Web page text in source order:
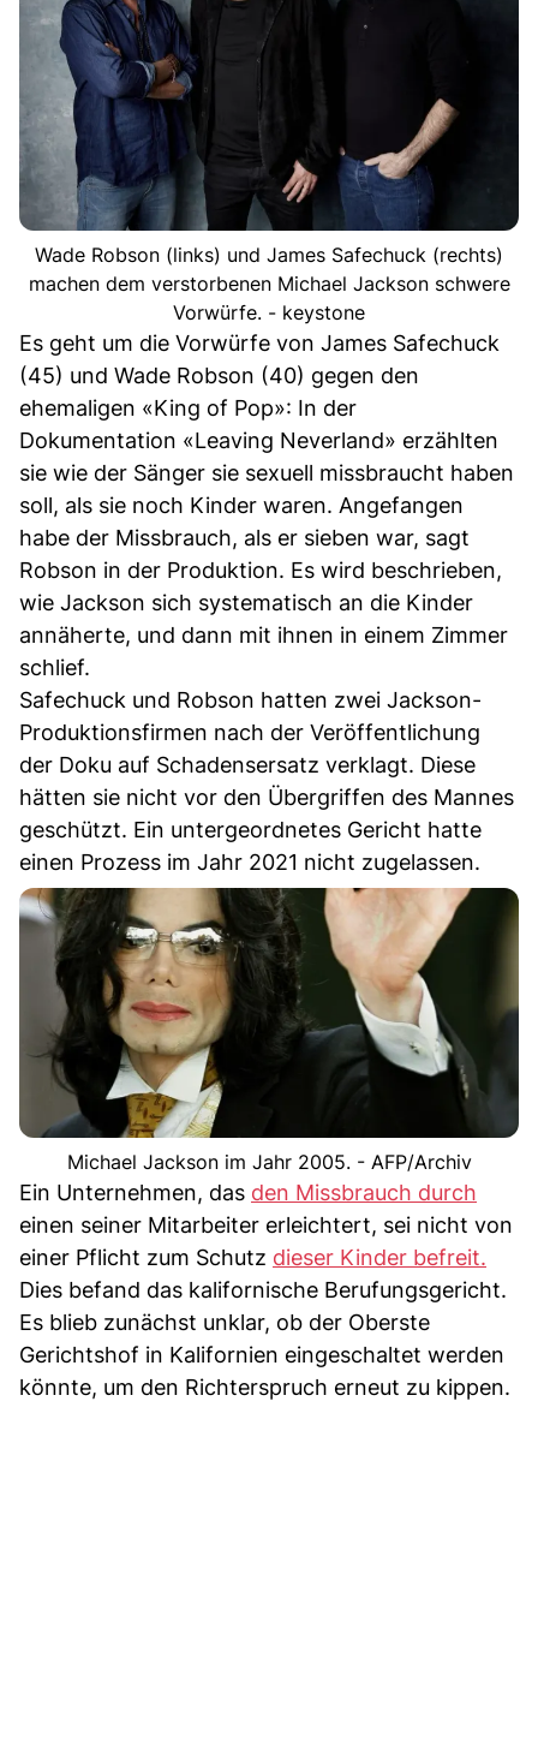
Wade Robson (links) und James Safechuck (rechts)
machen dem verstorbenen Michael Jackson schwere
Vorwürfe. - keystone
Es geht um die Vorwürfe von James Safechuck
(45) und Wade Robson (40) gegen den
ehemaligen «King of Pop»: In der
Dokumentation «Leaving Neverland» erzählten
sie wie der Sänger sie sexuell missbraucht haben
soll, als sie noch Kinder waren. Angefangen
habe der Missbrauch, als er sieben war, sagt
Robson in der Produktion. Es wird beschrieben,
wie Jackson sich systematisch an die Kinder
annäherte, und dann mit ihnen in einem Zimmer
schlief.
Safechuck und Robson hatten zwei Jackson-
Produktionsfirmen nach der Veröffentlichung
der Doku auf Schadensersatz verklagt. Diese
hätten sie nicht vor den Übergriffen des Mannes
geschützt. Ein untergeordnetes Gericht hatte
einen Prozess im Jahr 2021 nicht zugelassen.
Michael Jackson im Jahr 2005. - AFP/Archiv
Ein Unternehmen, das den Missbrauch durch
einen seiner Mitarbeiter erleichtert, sei nicht von
einer Pflicht zum Schutz dieser Kinder befreit.
Dies befand das kalifornische Berufungsgericht.
Es blieb zunächst unklar, ob der Oberste
Gerichtshof in Kalifornien eingeschaltet werden
könnte, um den Richterspruch erneut zu kippen.